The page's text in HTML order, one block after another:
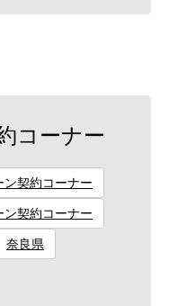
コーナー
ン契約コーナー
ン契約コーナー
奈良県